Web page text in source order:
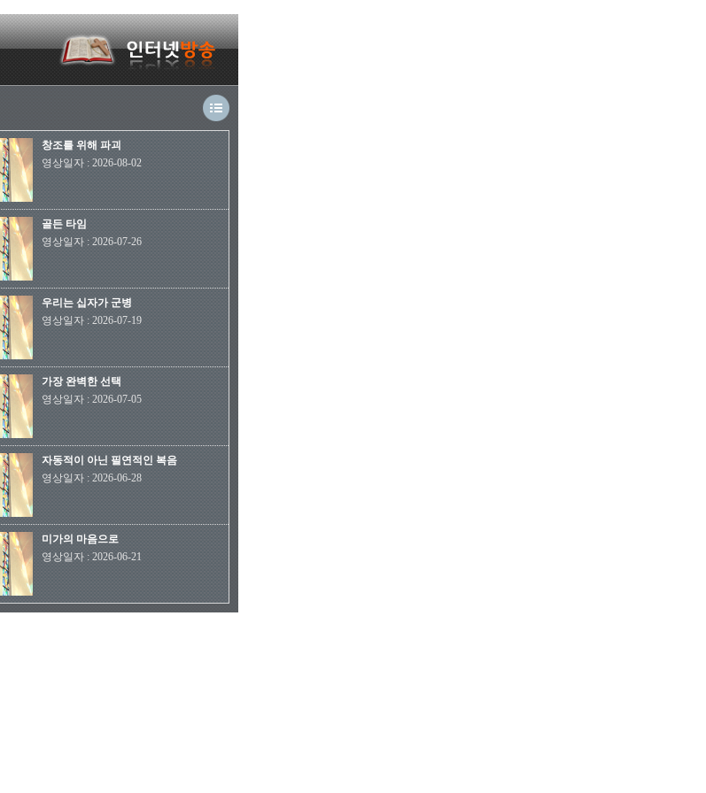
창조를 위해 파괴
영상일자 : 2026-08-02
골든 타임
영상일자 : 2026-07-26
우리는 십자가 군병
영상일자 : 2026-07-19
가장 완벽한 선택
영상일자 : 2026-07-05
자동적이 아닌 필연적인 복음
영상일자 : 2026-06-28
미가의 마음으로
영상일자 : 2026-06-21